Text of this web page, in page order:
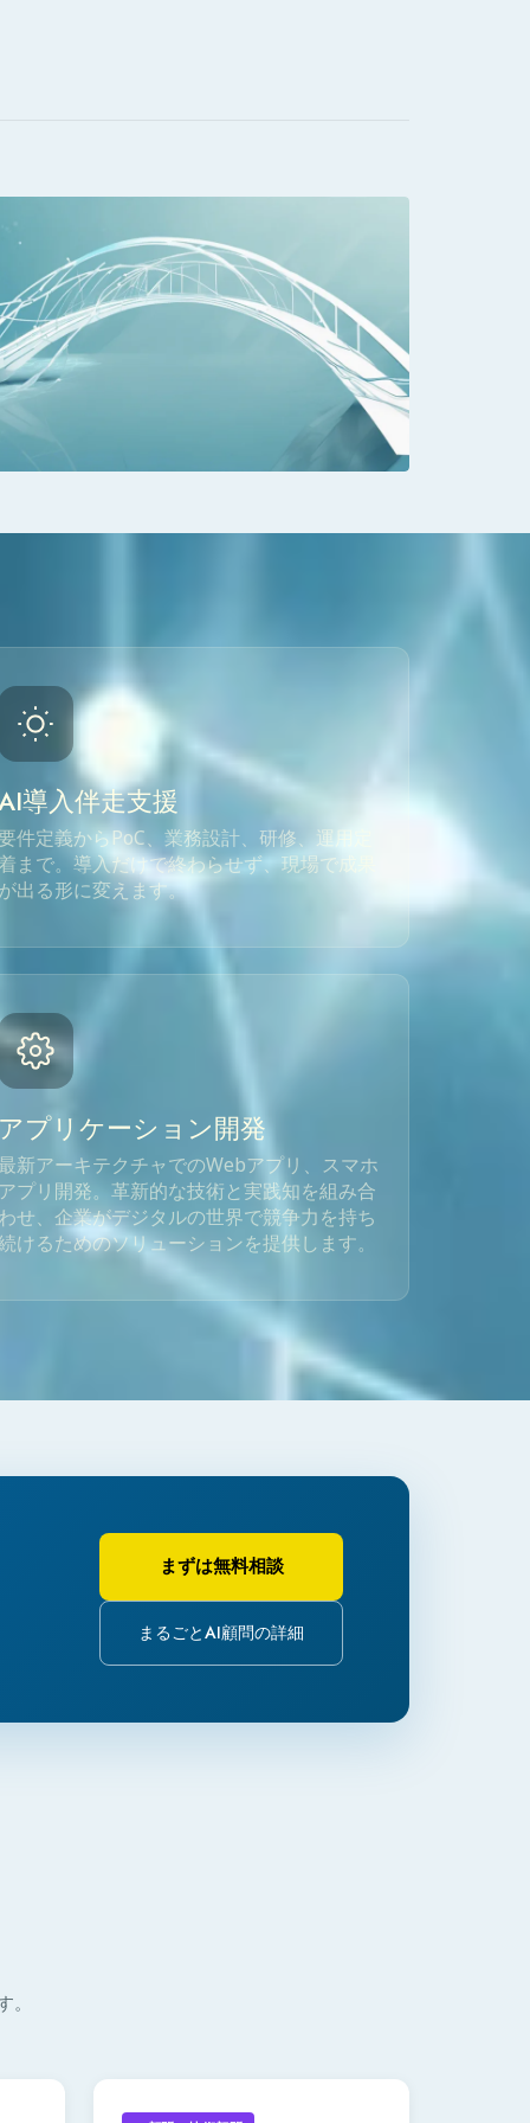
導入伴走支援
件定義からPoC、業務設計、研修、運用定
まで。導入だけで終わらせず、現場で成果
が出る形に変えます。
アプリケーション開発
新アーキテクチャでのWebアプリ、スマホ
アプリ開発。革新的な技術と実践知を組み合
せ、企業がデジタルの世界で競争力を持ち
けるためのソリューションを提供します。
まずは無料相談
まるごとAI顧問の詳細